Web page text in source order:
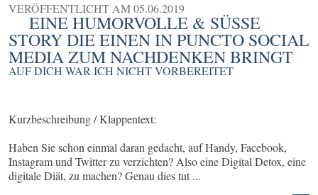
VERÖFFENTLICHT AM05.06.2019
EINE HUMORVOLLE & SÜSSE S
TORY DIE EINEN IN PUNCTO SOCIAL M
EDIA ZUM NACHDENKEN BRINGT
AUF DICH WAR ICH NICHT VORBEREITET
Kurzbeschreibung / Klappentext:
Haben Sie schon einmal daran gedacht, auf Handy, Facebook,
Instagram und Twitter zu verzichten? Also eine Digital Detox, eine
digitale Diät, zu machen? Genau dies tut ...